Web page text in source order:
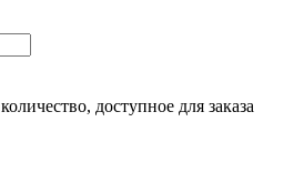
доступное для заказа